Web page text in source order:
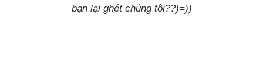
bạn lại ghét chúng tôi??)=))